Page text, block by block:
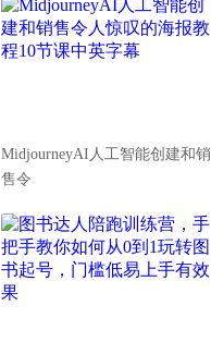
MidjourneyAI人工智能创建和销
售令